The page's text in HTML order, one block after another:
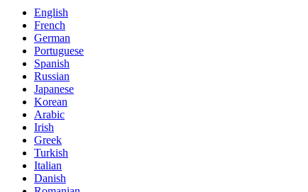
English
French
German
Portuguese
Spanish
Russian
Japanese
Korean
Arabic
Irish
Greek
Turkish
Italian
Danish